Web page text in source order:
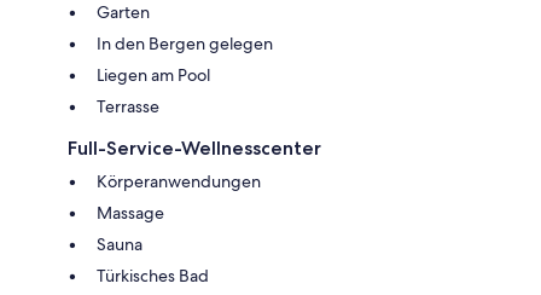
Garten
In den Bergen gelegen
Liegen am Pool
Terrasse
Full-Service-Wellnesscenter
Körperanwendungen
Massage
Sauna
Türkisches Bad